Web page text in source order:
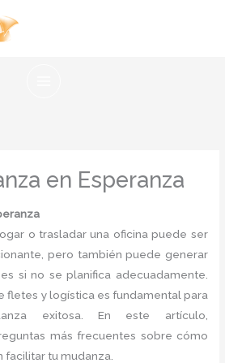
en Esperanza
o trasladar una oficina puede ser
pero también puede generar
si no se planifica adecuadamente.
fletes y logística es fundamental para
exitosa. En este artículo,
más frecuentes sobre cómo
tu mudanza.